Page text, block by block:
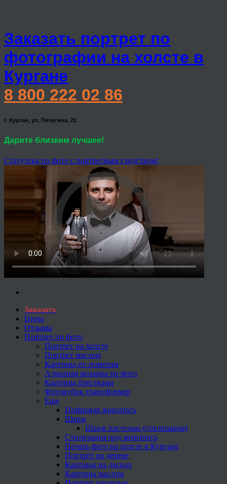
Заказать портрет по
фотографии на холсте в
Кургане
8 800 222 02 86
г. Курган, ул. Пичугина, 21
Дарите близким лучшее!
Статуэтка по фото с портретным сходством!
Заказать
Цены
Отзывы
Портрет по фото
Портрет на холсте
Портрет маслом
Картины по номерам
Алмазная мозаика по фото
Картины блестками
Фотокубик трансформер
Еще
Цифровая живопись
Шарж
Шарж пастелью (стилизация)
Стилизация под живопись
Печать фото на холсте в Кургане
Портрет на дереве
Картины на досках
Картины маслом